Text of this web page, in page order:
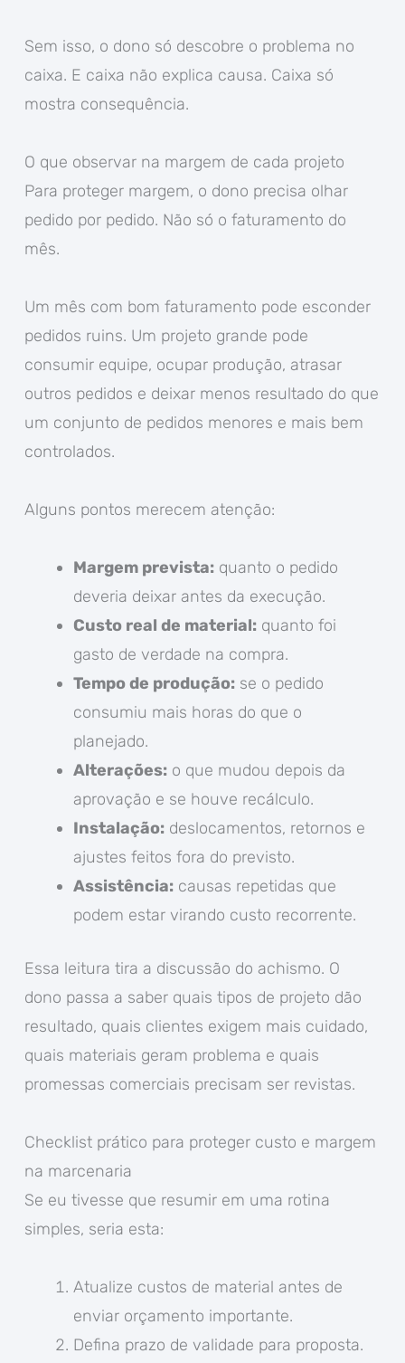
Sem isso, o dono só descobre o problema no
caixa. E caixa não explica causa. Caixa só
mostra consequência.
O que observar na margem de cada projeto
Para proteger margem, o dono precisa olhar
pedido por pedido. Não só o faturamento do
mês.
Um mês com bom faturamento pode esconder
pedidos ruins. Um projeto grande pode
consumir equipe, ocupar produção, atrasar
outros pedidos e deixar menos resultado do que
um conjunto de pedidos menores e mais bem
controlados.
Alguns pontos merecem atenção:
Margem prevista:quanto o pedido
deveria deixar antes da execução.
Custo real de material:quanto foi
gasto de verdade na compra.
Tempo de produção:se o pedido
consumiu mais horas do que o
planejado.
Alterações:o que mudou depois da
aprovação e se houve recálculo.
Instalação:deslocamentos, retornos e
ajustes feitos fora do previsto.
Assistência:causas repetidas que
podem estar virando custo recorrente.
Essa leitura tira a discussão do achismo. O
dono passa a saber quais tipos de projeto dão
resultado, quais clientes exigem mais cuidado,
quais materiais geram problema e quais
promessas comerciais precisam ser revistas.
Checklist prático para proteger custo e margem
na marcenaria
Se eu tivesse que resumir em uma rotina
simples, seria esta:
Atualize custos de material antes de
enviar orçamento importante.
Defina prazo de validade para proposta.